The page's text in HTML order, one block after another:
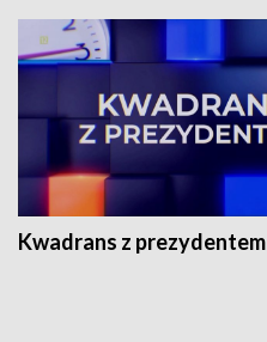
Kwadrans z prezydentem